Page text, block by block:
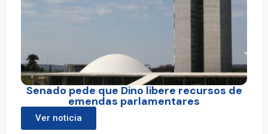
Senado pede que Dino libere recursos de
emendas parlamentares
Ver noticia